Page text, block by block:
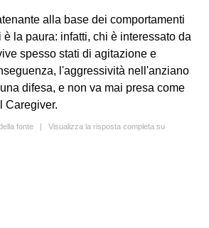
alla base dei comportamenti
la paura: infatti, chi è interessato da
spesso stati di agitazione e
l'aggressività nell'anziano
difesa, e non va mai presa come
Caregiver.
fonte | Visualizza la risposta completa su